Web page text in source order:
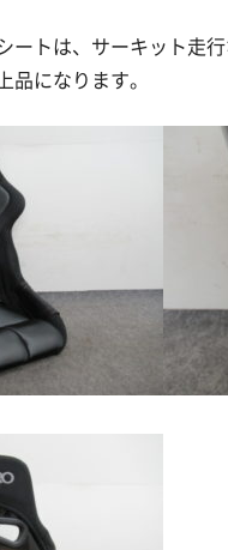
ートは、サーキット走
品になります。